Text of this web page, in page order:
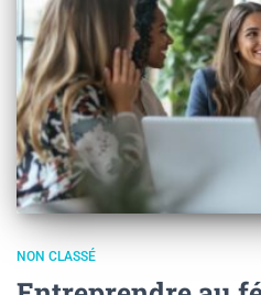
NON CLASSÉ